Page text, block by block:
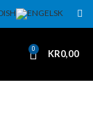
0 KR0,00